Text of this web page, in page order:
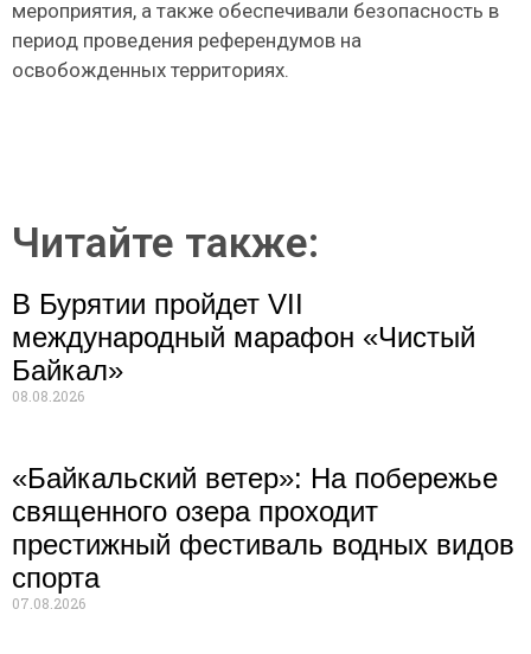
мероприятия, а также обеспечивали безопасность в
период проведения референдумов на
освобожденных территориях.
Читайте также:
В Бурятии пройдет VII
международный марафон «Чистый
Байкал»
08.08.2026
«Байкальский ветер»: На побережье
священного озера проходит
престижный фестиваль водных видов
спорта
07.08.2026